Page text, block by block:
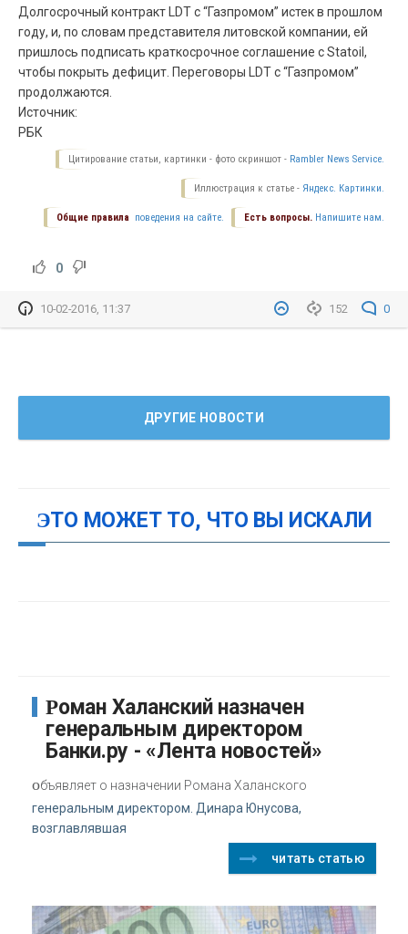
Долгосрочный контракт
LDTс “Газпромом” истек в прошлом
году, и, по словам представителя литовской компании, ей
пришлось подписать краткосрочное соглашение с Statoil,
чтобы покрыть дефицит. Переговоры
LDTс “Газпромом”
продолжаются.
Источник:
РБК
Цитирование статьи, картинки - фото скриншот - Rambler News Service.
Иллюстрация к статье - Яндекс. Картинки.
Есть вопросы. Напишите нам.
Общие правила поведения на сайте.
0
152 0
10-02-2016, 11:37
ДРУГИЕ НОВОСТИ
ЭТО МОЖЕТ ТО, ЧТО ВЫ ИСКАЛИ
Роман Халанский назначен
генеральным директором
Банки.ру - «Лента новостей»
объявляет о назначении Романа Халанского
генеральным директором. Динара Юнусова,
возглавлявшая
читать статью